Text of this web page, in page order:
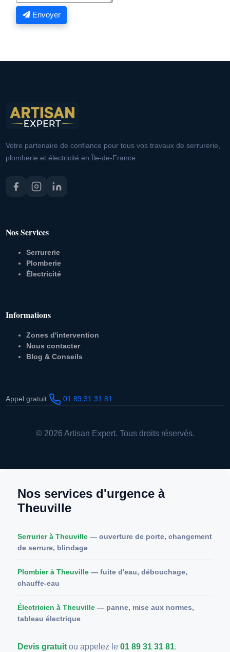
Envoyer
Votre partenaire de confiance pour tous vos travaux de serrurerie,
plomberie et électricité en Île-de-France.
Nos Services
Serrurerie
Plomberie
Électricité
Informations
Zones d'intervention
Nous contacter
Blog & Conseils
Appel gratuit 01 89 31 31 81
© 2026 Artisan Expert. Tous droits réservés.
Nos services d'urgence à
Theuville
Serrurier à Theuville — ouverture de porte, changement
de serrure, blindage
Plombier à Theuville — fuite d'eau, débouchage,
chauffe-eau
Électricien à Theuville — panne, mise aux normes,
tableau électrique
Devis gratuit ou appelez le 01 89 31 31 81.